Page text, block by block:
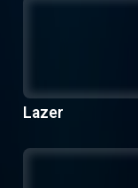
Lazer